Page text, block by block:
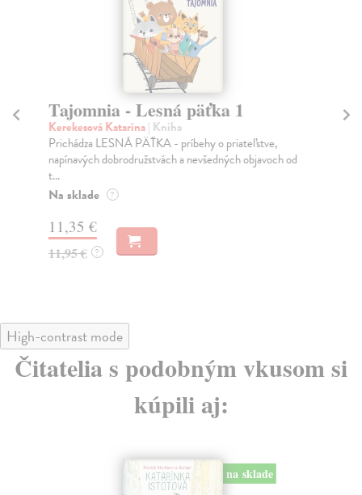
Tajomnia - Lesná päťka 1
Kerekesová Katarína| Kniha
Prichádza LESNÁ PÄŤKA - príbehy o priateľstve,
napínavých dobrodružstvách a nevšedných objavoch od
t...
Na sklade ?
11,35 €
11,95 € ?
High-contrast mode
Čitatelia s podobným vkusom si
kúpili aj:
na sklade